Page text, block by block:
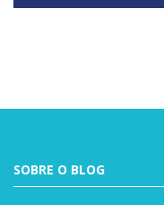
SOBRE O BLOG